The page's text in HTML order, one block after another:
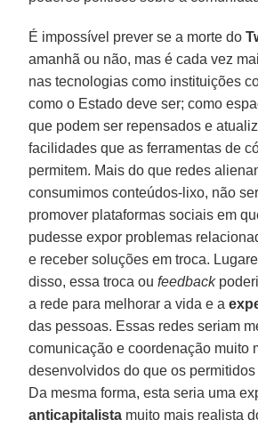
É impossível prever se a morte do
amanhã ou não, mas é cada vez
nas tecnologias como instituições
como o Estado deve ser; como
que podem ser repensados e
facilidades que as ferramentas de
permitem. Mais do que redes
consumimos conteúdos-lixo, não
promover plataformas sociais em
pudesse expor problemas
e receber soluções em troca.
disso, essa troca oufeedback
a rede para melhorar a vida e a
das pessoas. Essas redes seriam
comunicação e coordenação muito
desenvolvidos do que os
Da mesma forma, esta seria uma
anticapitalista muito mais realista